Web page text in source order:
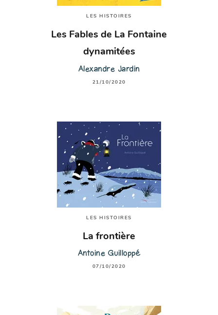
LES HISTOIRES
Les Fables de La Fontaine
dynamitées
Alexandre Jardin
21/10/2020
LES HISTOIRES
La frontière
Antoine Guilloppé
07/10/2020